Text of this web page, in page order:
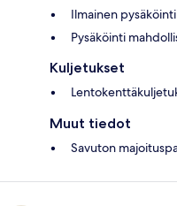
Ilmainen
Pysäköinti
Kuljetukset
Muut tiedot
Savuton